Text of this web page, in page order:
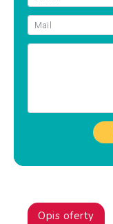
Opis oferty